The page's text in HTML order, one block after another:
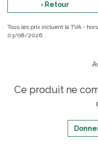
‹ Retour
Tous les prix incluent la TVA -
03/08/2026.
Ce produit ne